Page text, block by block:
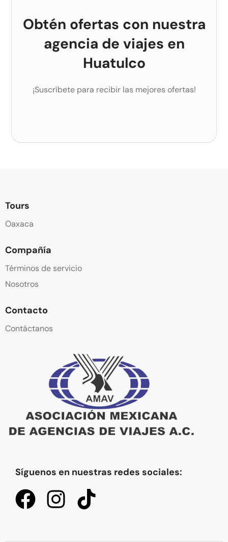
Obtén ofertas con nuestra
agencia de viajes en
Huatulco
¡Suscríbete para recibir las mejores ofertas!
Tours
Oaxaca
Compañía
Términos de servicio
Nosotros
Contacto
Contáctanos
Síguenos en nuestras redes sociales: